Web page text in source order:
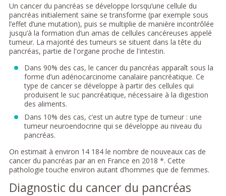
Un cancer du pancréas se développe lorsqu’une cellule du
pancréas initialement saine se transforme (par exemple sous
l’effet d’une mutation), puis se multiplie de manière incontrôlée
jusqu’à la formation d’un amas de cellules cancéreuses appelé
tumeur. La majorité des tumeurs se situent dans la tête du
pancréas, partie de l'organe proche de l'intestin.
Dans 90% des cas, le cancer du pancréas apparaît sous la
forme d’un adénocarcinome canalaire pancréatique. Ce
type de cancer se développe à partir des cellules qui
produisent le suc pancréatique, nécessaire à la digestion
des aliments.
Dans 10% des cas, c’est un autre type de tumeur : une
tumeur neuroendocrine qui se développe au niveau du
pancréas.
On estimait à environ 14 184 le nombre de nouveaux cas de
cancer du pancréas par an en France en 2018 *. Cette
pathologie touche environ autant d’hommes que de femmes.
Diagnostic du cancer du pancréas